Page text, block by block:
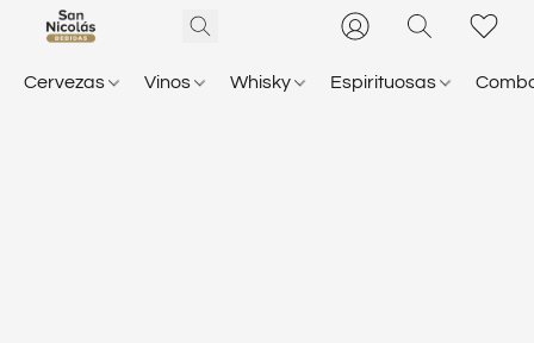
Cervezas Vinos Whisky Espirituosas